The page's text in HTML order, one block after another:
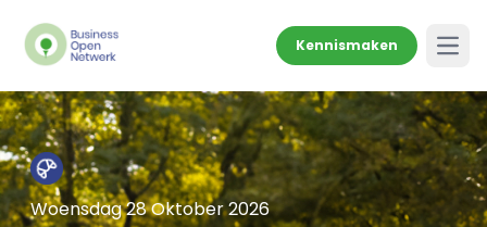
Kennismaken
Woensdag 28 Oktober 2026